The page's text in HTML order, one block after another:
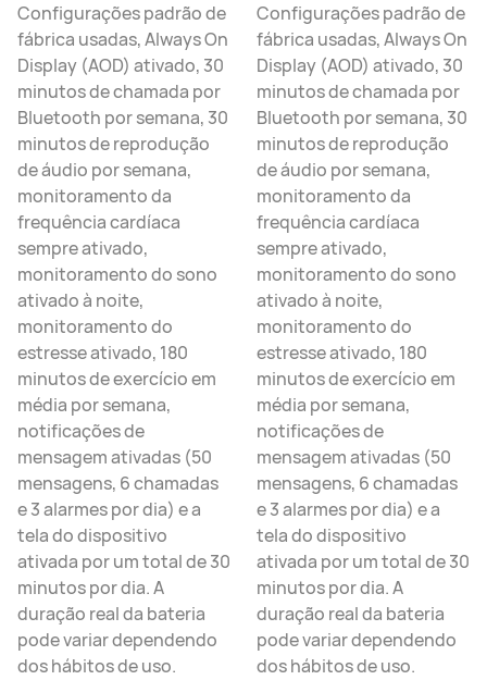
Configurações padrão de
fábrica usadas, Always On
Display (AOD) ativado, 30
minutos de chamada por
Bluetooth por semana, 30
minutos de reprodução
de áudio por semana,
monitoramento da
frequência cardíaca
sempre ativado,
monitoramento do sono
ativado à noite,
monitoramento do
estresse ativado, 180
minutos de exercício em
média por semana,
notificações de
mensagem ativadas (50
mensagens, 6 chamadas
e 3 alarmes por dia) e a
tela do dispositivo
ativada por um total de 30
minutos por dia. A
duração real da bateria
pode variar dependendo
dos hábitos de uso.
Configurações padrão de
fábrica usadas, Always On
Display (AOD) ativado, 30
minutos de chamada por
Bluetooth por semana, 30
minutos de reprodução
de áudio por semana,
monitoramento da
frequência cardíaca
sempre ativado,
monitoramento do sono
ativado à noite,
monitoramento do
estresse ativado, 180
minutos de exercício em
média por semana,
notificações de
mensagem ativadas (50
mensagens, 6 chamadas
e 3 alarmes por dia) e a
tela do dispositivo
ativada por um total de 30
minutos por dia. A
duração real da bateria
pode variar dependendo
dos hábitos de uso.